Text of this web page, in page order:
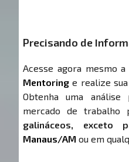
Precisando de
Acesse agora mesmo a
Mentoring e realize
Obtenha uma
mercado de trabalho
galináceos, exceto
Manaus/AM ou em